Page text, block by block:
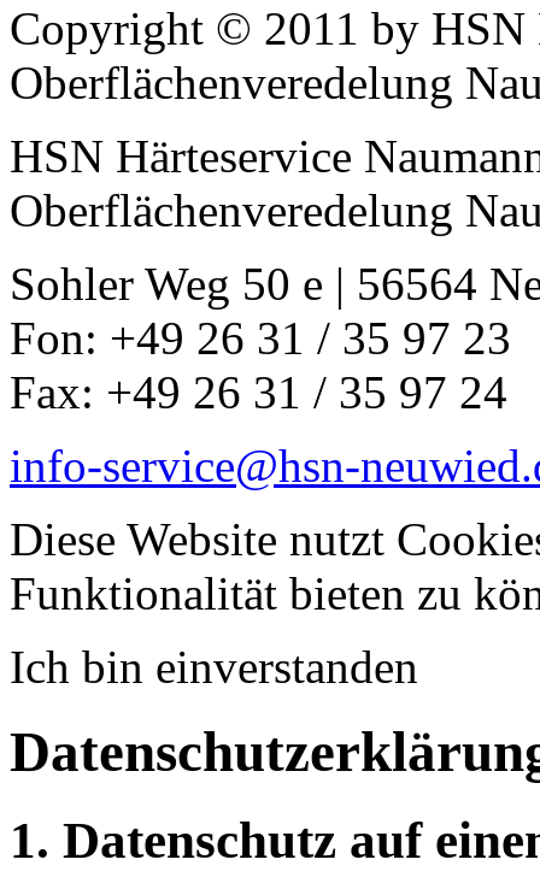
Copyright © 2011 by HSN
Oberflächenveredelung
HSN Härteservice
Oberflächenveredelung
Sohler Weg 50 e | 56564
Fon: +49 26 31 / 35 97 23
Fax: +49 26 31 / 35 97 24
info-service@hsn-
Diese Website nutzt
Funktionalität bieten zu
Ich bin einverstanden
1. Datenschutz auf